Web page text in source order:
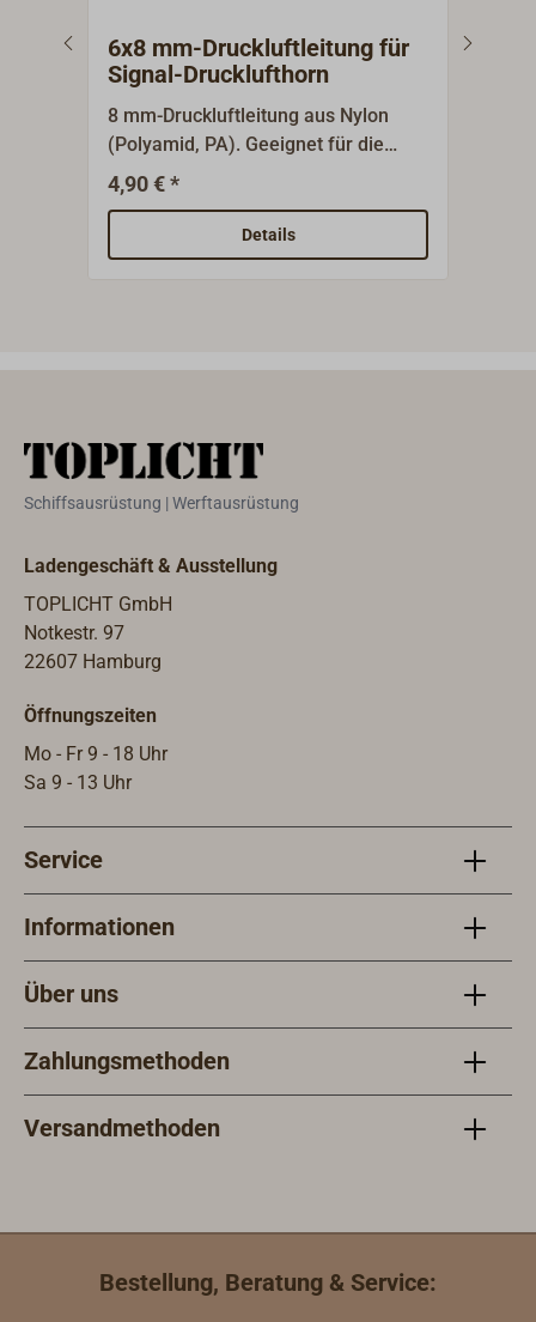
6x8 mm-Druckluftleitung für
Signal-Drucklufthorn
8 mm-Druckluftleitung aus Nylon
(Polyamid, PA). Geeignet für die
Verwendung an einem Signal-
Drucklufthorn oder andere Druckluft-
Anwendungen.Die Materialstärke
beträgt 1 mm, der
4,90 € *
Details
Schiffsausrüstung | Werftausrüstung
Ladengeschäft & Ausstellung
TOPLICHT GmbH
Notkestr. 97
22607 Hamburg
Öffnungszeiten
Mo - Fr 9 - 18 Uhr
Sa 9 - 13 Uhr
Service
Informationen
Über uns
Zahlungsmethoden
Versandmethoden
Bestellung, Beratung & Service: